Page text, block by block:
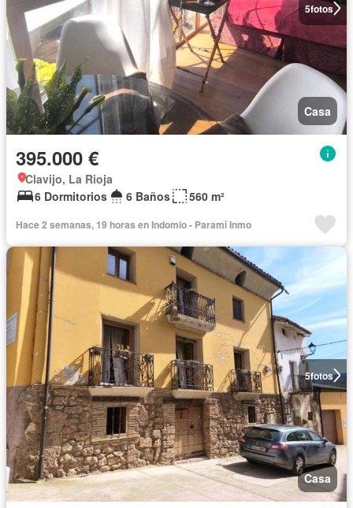
5fotos
Casa
395.000 €
Clavijo, La Rioja
6 Dormitorios
6 Baños 560 m²
Hace 2 semanas, 19 horas en Indomio - Paramí Inmo
5fotos
Casa